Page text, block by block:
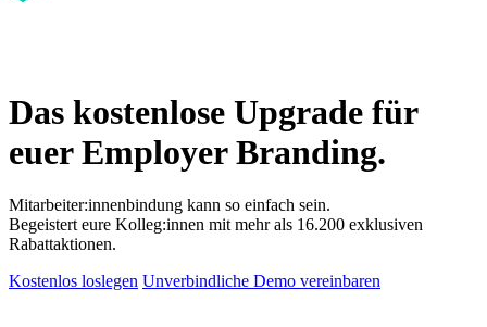
Das kostenlose Upgrade für
euer Employer Branding.
Mitarbeiter:innenbindung kann so einfach sein.
Begeistert eure Kolleg:innen mit mehr als 16.200 exklusiven
Rabattaktionen.
Kostenlos loslegen Unverbindliche Demo vereinbaren